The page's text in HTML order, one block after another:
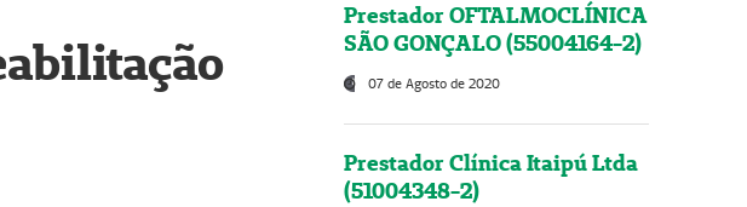
Prestador OFTALMOCLÍNICA
SÃO GONÇALO (55004164-2)
07 de Agosto de 2020
Prestador Clínica Itaipú Ltda
(51004348-2)